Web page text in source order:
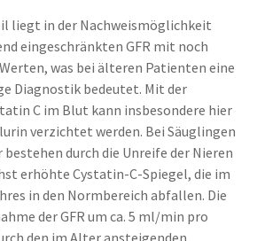
liegt in der Nachweismöglichkeit
eingeschränkten GFR mit noch
was bei älteren Patienten eine
Diagnostik bedeutet. Mit der
C im Blut kann insbesondere hier
verzichtet werden. Bei Säuglingen
bestehen durch die Unreife der Nieren
erhöhte Cystatin-C-Spiegel, die im
in den Normbereich abfallen. Die
der GFR um ca. 5 ml/min pro
den im Alter ansteigenden